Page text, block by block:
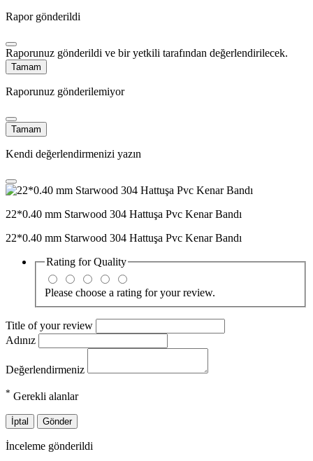
Rapor gönderildi
Raporunuz gönderildi ve bir yetkili tarafından değerlendirilecek.
Tamam
Raporunuz gönderilemiyor
Tamam
Kendi değerlendirmenizi yazın
22*0.40 mm Starwood 304 Hattuşa Pvc Kenar Bandı
22*0.40 mm Starwood 304 Hattuşa Pvc Kenar Bandı
Rating forQuality
Please choose a rating for your review.
Title of your review
Adınız
Değerlendirmeniz
* Gerekli alanlar
İptal Gönder
İnceleme gönderildi